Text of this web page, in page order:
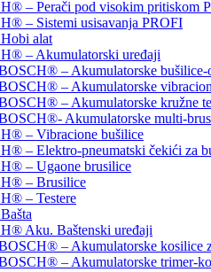
– Perači pod visokim pritiskom
– Sistemi usisavanja PROFI
alat
– Akumulatorski uređaji
– Akumulatorske bušilice-
– Akumulatorske
– Akumulatorske kružne
Akumulatorske multi-
– Vibracione bušilice
– Elektro-pneumatski čekići za
– Ugaone brusilice
– Brusilice
– Testere
Aku. Baštenski uređaji
– Akumulatorske kosilice
– Akumulatorske trimer-